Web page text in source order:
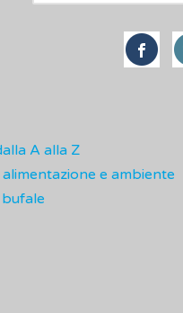
A alla Z
alimentazione e ambiente
bufale